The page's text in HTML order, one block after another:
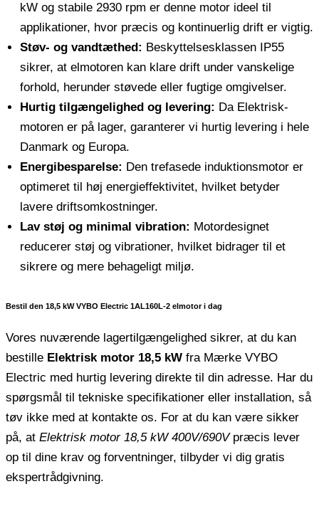
kW og stabile 2930 rpm er denne motor ideel til
applikationer, hvor præcis og kontinuerlig drift er vigtig.
Støv- og vandtæthed: Beskyttelsesklassen IP55
sikrer, at elmotoren kan klare drift under vanskelige
forhold, herunder støvede eller fugtige omgivelser.
Hurtig tilgængelighed og levering: Da Elektrisk-
motoren er på lager, garanterer vi hurtig levering i hele
Danmark og Europa.
Energibesparelse: Den trefasede induktionsmotor er
optimeret til høj energieffektivitet, hvilket betyder
lavere driftsomkostninger.
Lav støj og minimal vibration: Motordesignet
reducerer støj og vibrationer, hvilket bidrager til et
sikrere og mere behageligt miljø.
Bestil den 18,5 kW VYBO Electric 1AL160L-2 elmotor i dag
Vores nuværende lagertilgængelighed sikrer, at du kan
bestille Elektrisk motor 18,5 kW fra Mærke VYBO
Electric med hurtig levering direkte til din adresse. Har du
spørgsmål til tekniske specifikationer eller installation, så
tøv ikke med at kontakte os. For at du kan være sikker
på, at Elektrisk motor 18,5 kW 400V/690Vpræcis lever
op til dine krav og forventninger, tilbyder vi dig gratis
ekspertrådgivning.